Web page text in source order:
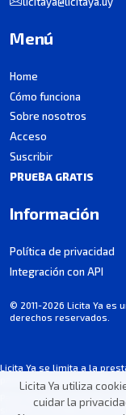
Licita Ya utiliza
cuidar la
Licita Ya se limita a la
participa en los procesos
Parte de la información
siempre el pliego/aviso
Menú
Home
Cómo funciona
Sobre nosotros
Acceso
Suscribir
PRUEBA GRATIS
Información
Política de privacidad
Integración con API
© 2011-2026 Licita Ya es
derechos reservados.